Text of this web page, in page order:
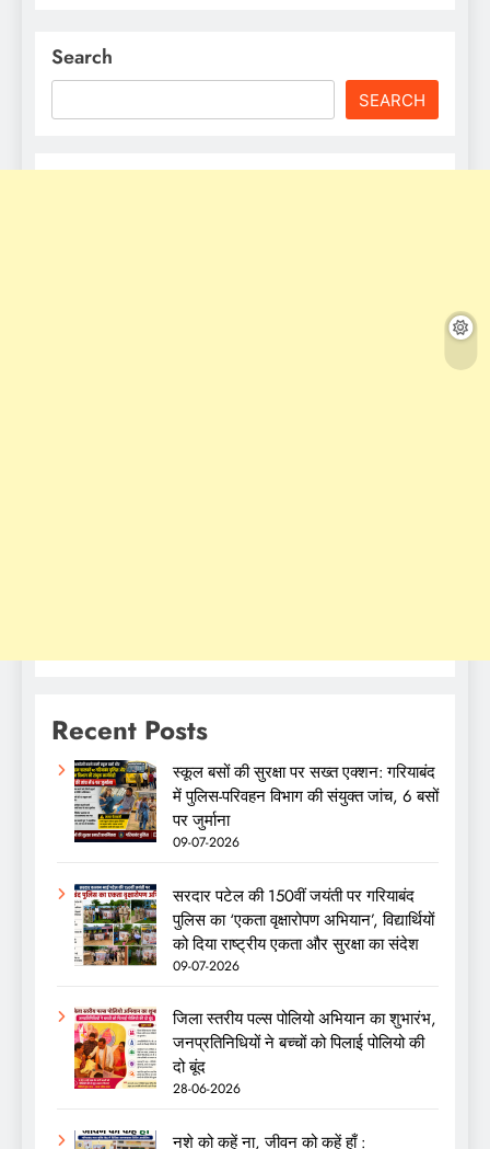
Search
SEARCH
Recent Posts
स्कूल बसों की सुरक्षा पर सख्त एक्शन: गरियाबंद
में पुलिस-परिवहन विभाग की संयुक्त जांच, 6 बसों
पर जुर्माना
09-07-2026
सरदार पटेल की 150वीं जयंती पर गरियाबंद
पुलिस का ‘एकता वृक्षारोपण अभियान’, विद्यार्थियों
को दिया राष्ट्रीय एकता और सुरक्षा का संदेश
09-07-2026
जिला स्तरीय पल्स पोलियो अभियान का शुभारंभ,
जनप्रतिनिधियों ने बच्चों को पिलाई पोलियो की
दो बूंद
28-06-2026
नशे को कहें ना, जीवन को कहें हाँ :